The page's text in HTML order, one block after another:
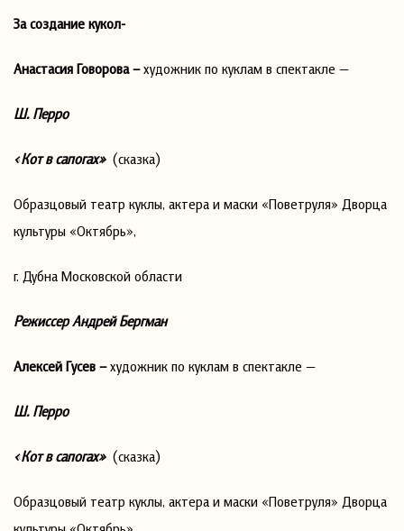
За создание кукол-
Анастасия Говорова –художник по куклам в спектакле —
Ш. Перро
«Кот в сапогах»(сказка)
Образцовый театр куклы, актера и маски «Поветруля» Дворца
культуры «Октябрь»,
г. Дубна Московской области
Режиссер Андрей Бергман
Алексей Гусев –художник по куклам в спектакле —
Ш. Перро
«Кот в сапогах»(сказка)
Образцовый театр куклы, актера и маски «Поветруля» Дворца